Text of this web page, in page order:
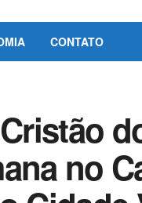
CONTATO
no